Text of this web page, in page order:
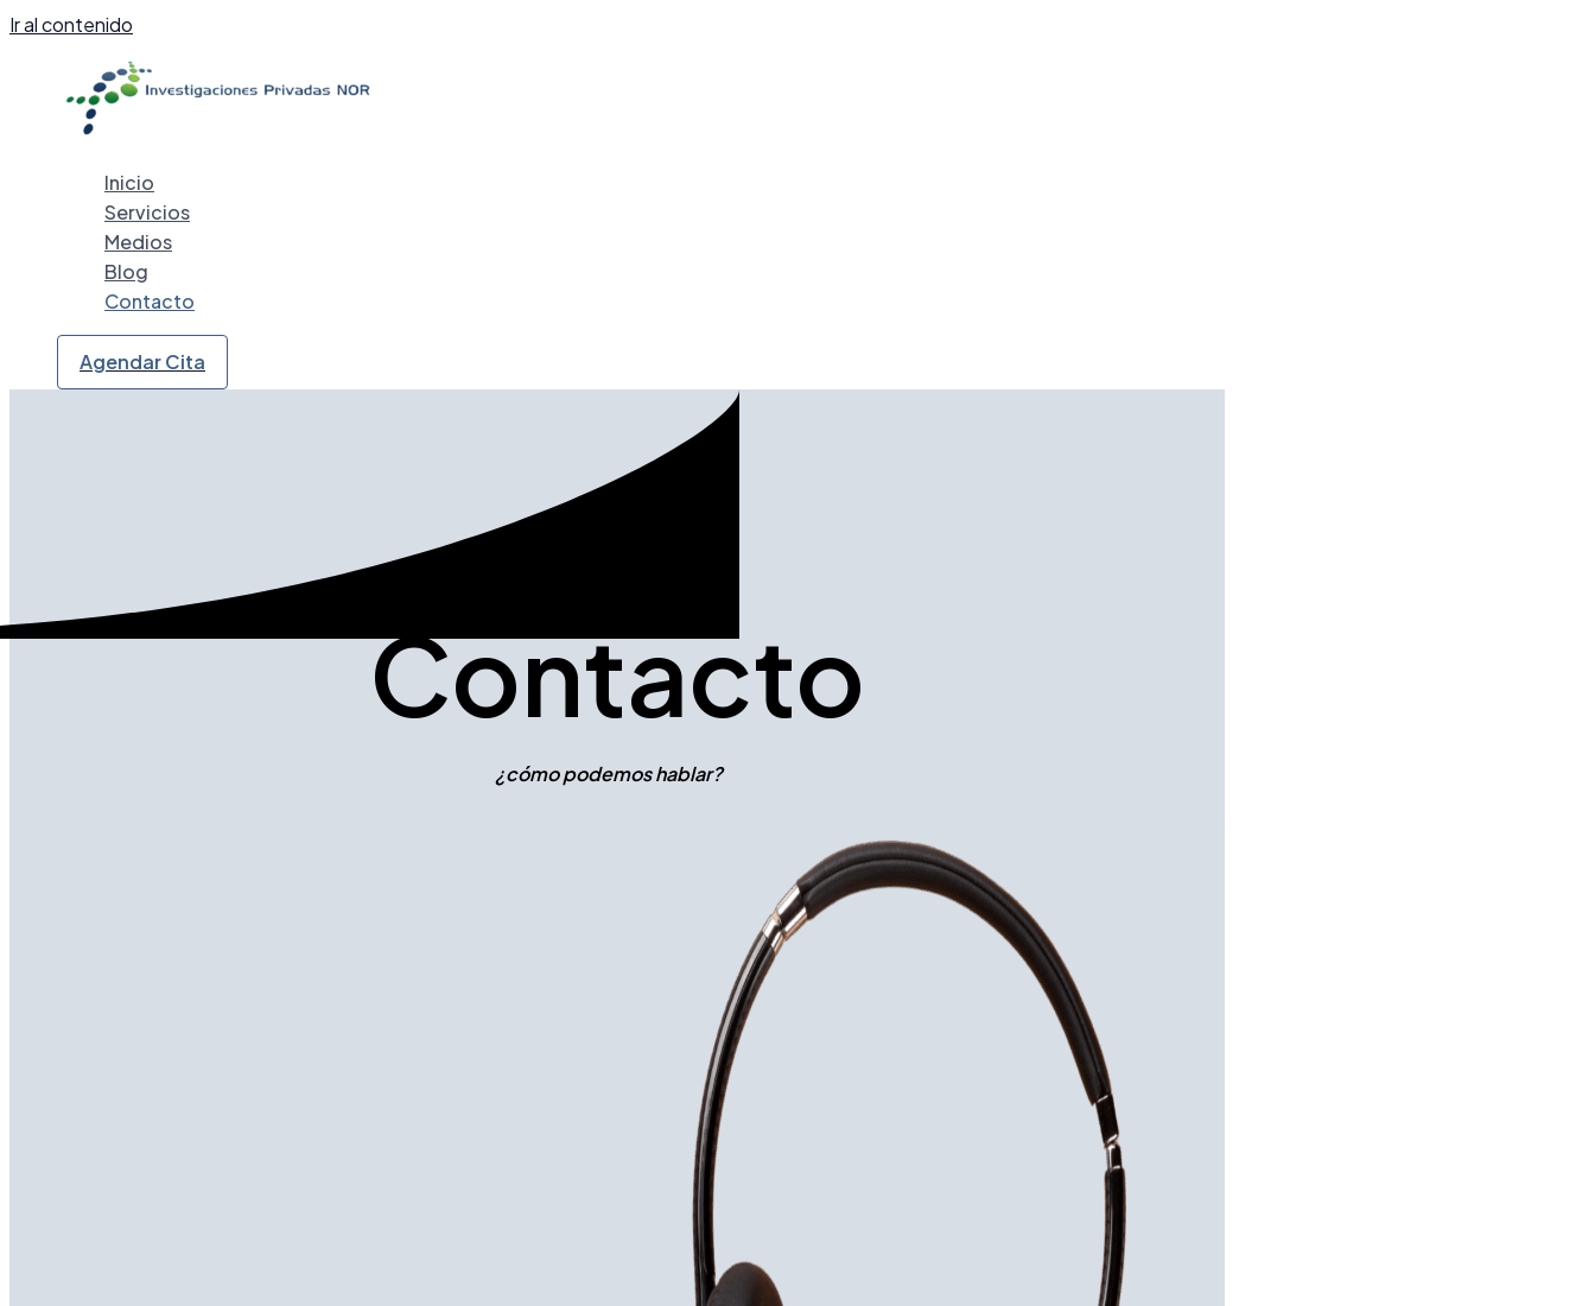
Ir al contenido
Inicio
Servicios
Medios
Blog
Contacto
Agendar Cita
Contacto
¿cómo podemos hablar?